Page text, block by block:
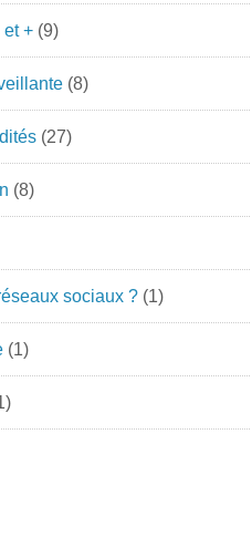
et + (9)
(8)
(27)
(8)
sociaux ? (1)
(1)